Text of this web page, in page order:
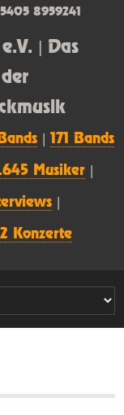
| Das
|171 Bands
Musiker
Konzerte
8959241